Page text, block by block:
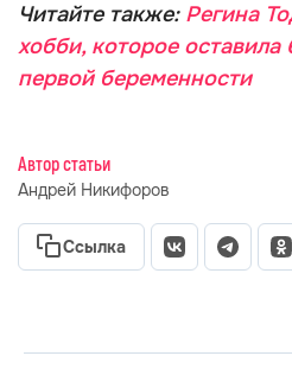
Читайте также: Регина
хобби, которое оставила
первой беременности
Автор статьи
Андрей Никифоров
Ссылка